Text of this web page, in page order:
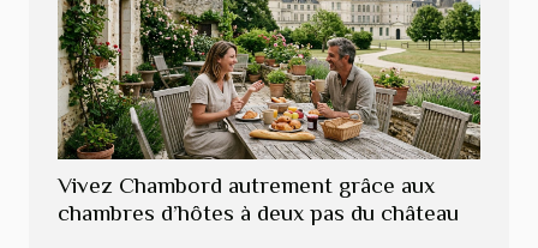
Vivez Chambord autrement grâce aux
chambres d’hôtes à deux pas du château